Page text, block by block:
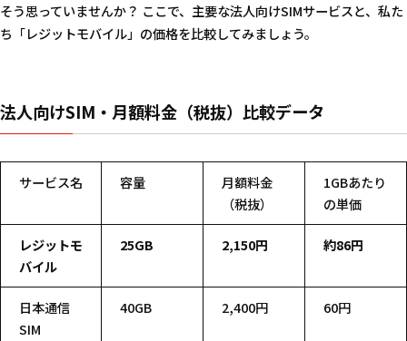
そう思っていませんか？ ここで、主要な法人向けSIMサービスと、私た
ち「レジットモバイル」の価格を比較してみましょう。
法人向けSIM・月額料金（税抜）比較データ
サービス名 容量
月額料金
（税抜）
1GBあたり
の単価
レジットモ
バイル
25GB 2,150円 約86円
日本通信
SIM
40GB 2,400円 60円